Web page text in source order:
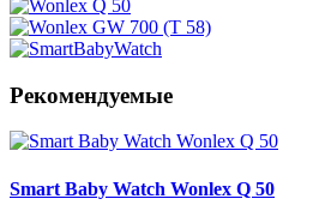
Рекомендуемые
Smart Baby Watch Wonlex Q 50